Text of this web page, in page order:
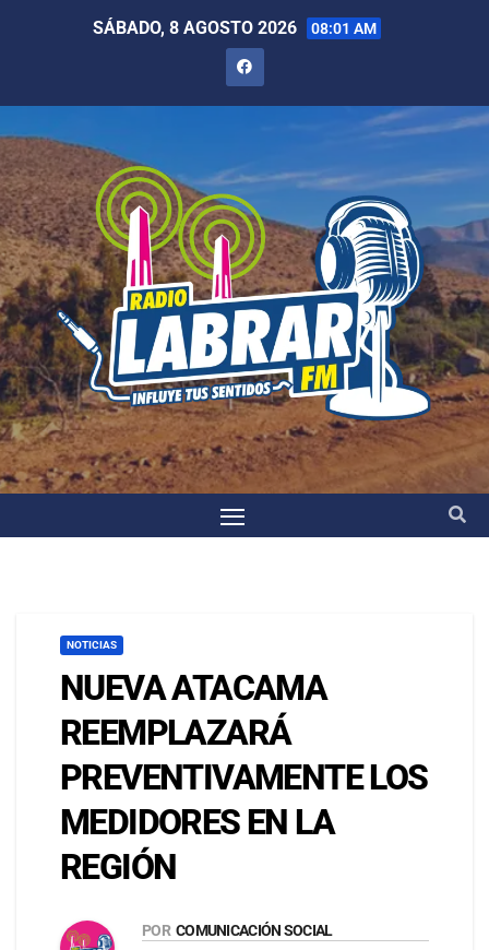
SÁBADO, 8 AGOSTO 2026 08:01 AM
NOTICIAS
NUEVA ATACAMA
REEMPLAZARÁ
PREVENTIVAMENTE LOS
MEDIDORES EN LA
REGIÓN
POR COMUNICACIÓN SOCIAL